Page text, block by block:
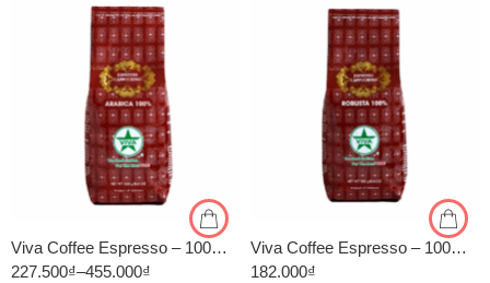
Viva Coffee Espresso – 100% Arabica – Cà Phê Pha Máy – Túi 500g
227.500₫–455.000₫
500gr
Viva Coffee Espresso – 100% Robusta – Cà Phê Pha Máy – Túi 500g
182.000₫
500gr